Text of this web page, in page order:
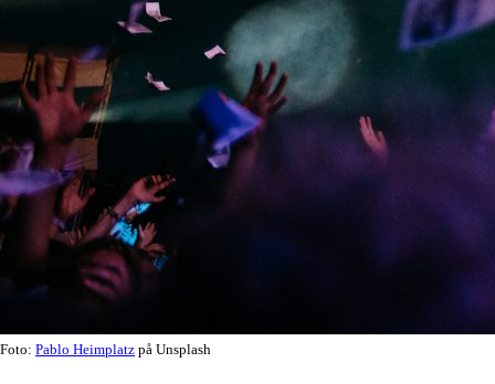
Foto: Pablo Heimplatz på Unsplash